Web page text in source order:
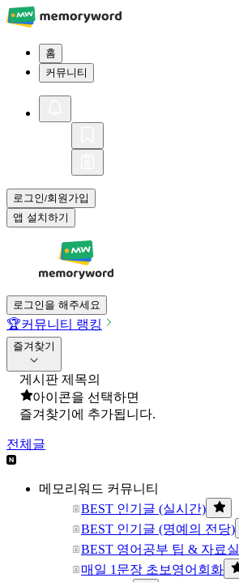
홈
커뮤니티
로그인/회원가입
앱 설치하기
로그인을 해주세요
🏆커뮤니티 랭킹
즐겨찾기
게시판 제목의
아이콘을 선택하면
즐겨찾기에 추가됩니다.
전체글
메모리워드 커뮤니티
BEST 인기글 (실시간)
BEST 인기글 (명예의 전당)
BEST 영어공부 팁 & 자료실
매일 1문장 초보영어회화